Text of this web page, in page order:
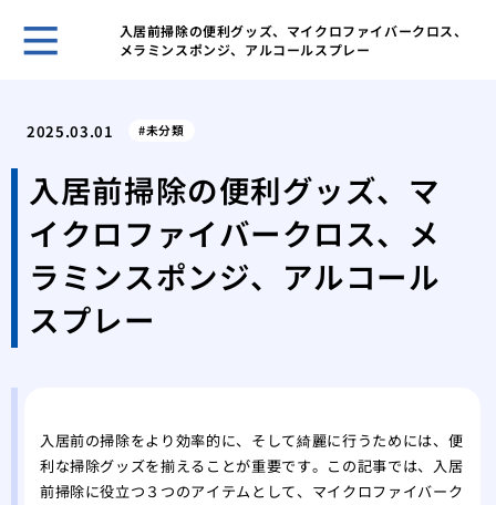
入居前掃除の便利グッズ、マイクロファイバークロス、
メラミンスポンジ、アルコールスプレー
際
2025.03.01 未分類
入居前掃除の便利グッズ、マ
イクロファイバークロス、メ
ラミンスポンジ、アルコール
スプレー
入居前の掃除をより効率的に、そして綺麗に行うためには、便
利な掃除グッズを揃えることが重要です。この記事では、入居
前掃除に役立つ３つのアイテムとして、マイクロファイバーク